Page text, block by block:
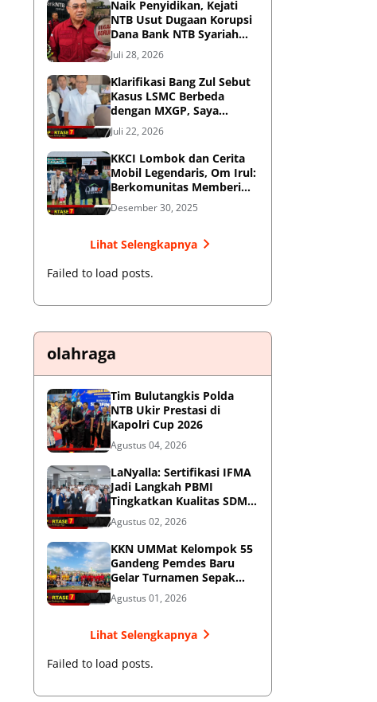
Naik Penyidikan, Kejati
NTB Usut Dugaan Korupsi
Dana Bank NTB Syariah
untuk MXGP 2023
Juli 28, 2026
Klarifikasi Bang Zul Sebut
Kasus LSMC Berbeda
dengan MXGP, Saya
Dipanggil Sebagai Saksi
Juli 22, 2026
KKCI Lombok dan Cerita
Mobil Legendaris, Om Irul:
Berkomunitas Memberi
Manfaat dan Membangun
Imej Positif
Desember 30, 2025
Lihat Selengkapnya
Failed to load posts.
olahraga
Tim Bulutangkis Polda
NTB Ukir Prestasi di
Kapolri Cup 2026
Agustus 04, 2026
LaNyalla: Sertifikasi IFMA
Jadi Langkah PBMI
Tingkatkan Kualitas SDM
Muaythai
Agustus 02, 2026
KKN UMMat Kelompok 55
Gandeng Pemdes Baru
Gelar Turnamen Sepak
Bola
Agustus 01, 2026
Lihat Selengkapnya
Failed to load posts.